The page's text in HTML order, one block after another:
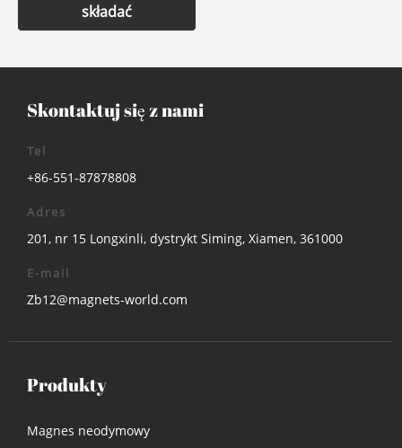
składać
Skontaktuj się z nami
Tel
+86-551-87878808
Adres
201, nr 15 Longxinli, dystrykt Siming, Xiamen, 361000
E-mail
Zb12@magnets-world.com
Produkty
Magnes neodymowy